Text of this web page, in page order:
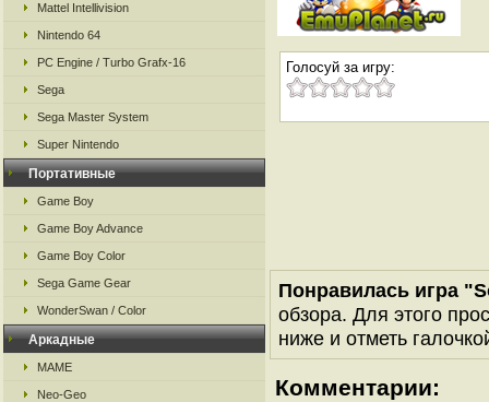
Mattel Intellivision
Nintendo 64
PC Engine / Turbo Grafx-16
Sega
Sega Master System
Super Nintendo
Портативные
Game Boy
Game Boy Advance
Game Boy Color
Sega Game Gear
WonderSwan / Color
Аркадные
MAME
Neo-Geo
Голосуй за игру:
Понравилась игра
обзора. Для этого
ниже и отметь
Комментарии: